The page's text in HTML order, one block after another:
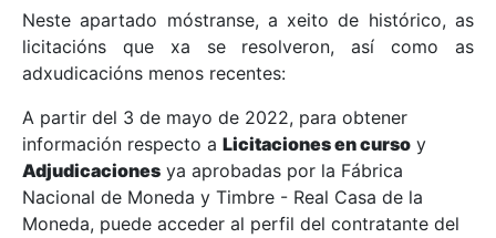
Mostrar/Ocultar
Mostrar/Ocultar
Mostrar/Ocultar
Neste apartado móstranse, a xeito de histórico, as
licitacións que xa se resolveron, así como as
adxudicacións menos recentes:
A partir del 3 de mayo de 2022, para obtener
información respecto a Licitaciones en curso y
Adjudicaciones ya aprobadas por la Fábrica
Nacional de Moneda y Timbre - Real Casa de la
Moneda, puede acceder al perfil del contratante del